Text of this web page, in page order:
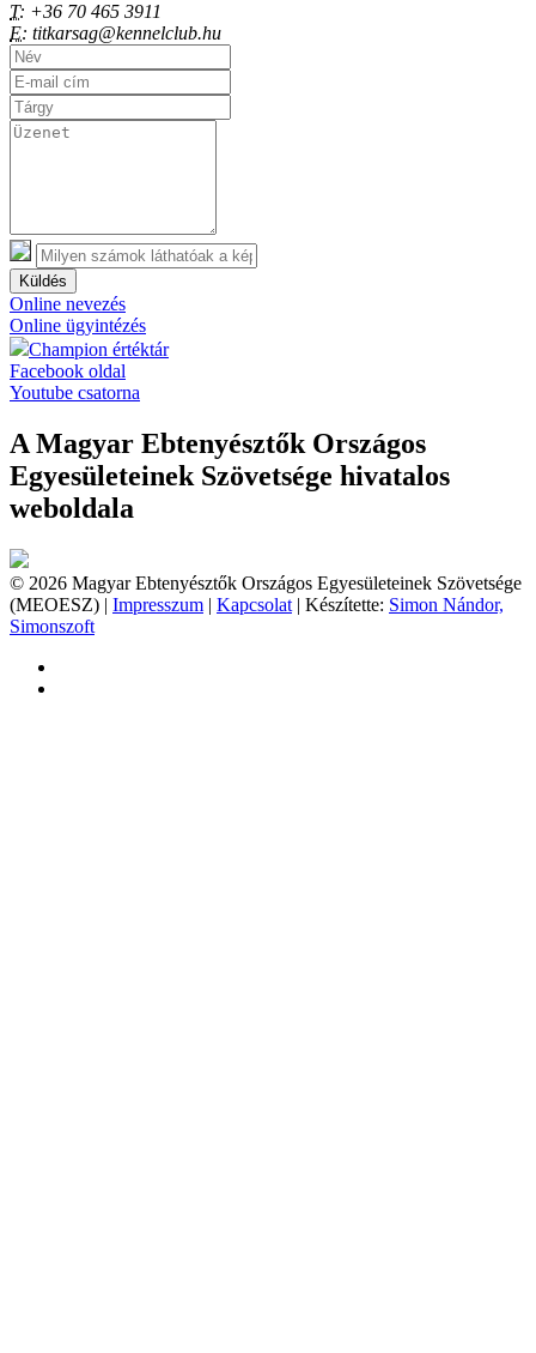
T: +36 70 465 3911
E: titkarsag@kennelclub.hu
Küldés
Online nevezés
Online ügyintézés
Champion értéktár
Facebook oldal
Youtube csatorna
A Magyar Ebtenyésztők Országos
Egyesületeinek Szövetsége hivatalos
weboldala
© 2026 Magyar Ebtenyésztők Országos Egyesületeinek Szövetsége
(MEOESZ) | Impresszum | Kapcsolat | Készítette: Simon Nándor,
Simonszoft